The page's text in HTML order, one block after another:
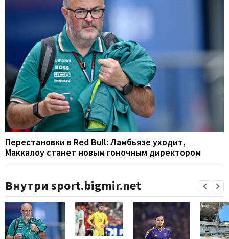
Перестановки в Red Bull: Ламбьязе уходит,
Маккалоу станет новым гоночным директором
Внутри sport.bigmir.net